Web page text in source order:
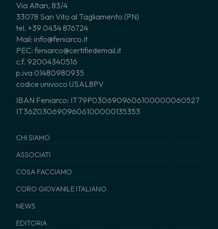
Via Altan, 83/4
33078 San Vito al Tagliamento (PN)
tel. +39 0434 876724
Mail: info@feniarco.it
PEC: feniarco@certifiedemail.it
c.f. 92004340516
p.iva 01480980935
codice univoco USAL8PV
IBAN Feniarco: IT79P0306909606100000060527
IT36Z0306909606100000135353
CHI SIAMO
ASSOCIATI
COSA FACCIAMO
CORO GIOVANILE ITALIANO
NEWS
EDITORIA